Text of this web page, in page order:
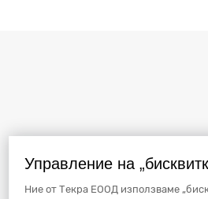
Управление на
Ние от Текра ЕООД използваме